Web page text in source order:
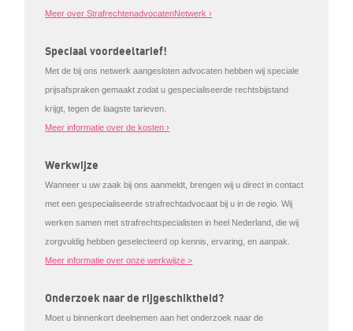
Meer over StrafrechtenadvocatenNetwerk ›
Speciaal voordeeltarief!
Met de bij ons netwerk aangesloten advocaten hebben wij speciale
prijsafspraken gemaakt zodat u gespecialiseerde rechtsbijstand
krijgt, tegen de laagste tarieven.
Meer informatie over de kosten ›
Werkwijze
Wanneer u uw zaak bij ons aanmeldt, brengen wij u direct in contact
met een gespecialiseerde strafrechtadvocaat bij u in de regio. Wij
werken samen met strafrechtspecialisten in heel Nederland, die wij
zorgvuldig hebben geselecteerd op kennis, ervaring, en aanpak.
Meer informatie over onze werkwijze >
Onderzoek naar de rijgeschiktheid?
Moet u binnenkort deelnemen aan het onderzoek naar de